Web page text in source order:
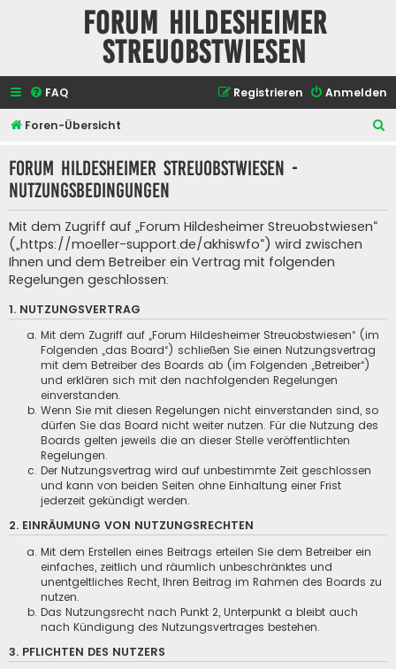
Forum Hildesheimer
Streuobstwiesen
FAQ Anmelden
Registrieren
Foren-Übersicht
Forum Hildesheimer Streuobstwiesen -
Nutzungsbedingungen
Mit dem Zugriff auf „Forum Hildesheimer Streuobstwiesen“
(„https://moeller-support.de/akhiswfo“) wird zwischen
Ihnen und dem Betreiber ein Vertrag mit folgenden
Regelungen geschlossen:
1. NUTZUNGSVERTRAG
Mit dem Zugriff auf „Forum Hildesheimer Streuobstwiesen“ (im
Folgenden „das Board“) schließen Sie einen Nutzungsvertrag
mit dem Betreiber des Boards ab (im Folgenden „Betreiber“)
und erklären sich mit den nachfolgenden Regelungen
einverstanden.
Wenn Sie mit diesen Regelungen nicht einverstanden sind, so
dürfen Sie das Board nicht weiter nutzen. Für die Nutzung des
Boards gelten jeweils die an dieser Stelle veröffentlichten
Regelungen.
Der Nutzungsvertrag wird auf unbestimmte Zeit geschlossen
und kann von beiden Seiten ohne Einhaltung einer Frist
jederzeit gekündigt werden.
2. EINRÄUMUNG VON NUTZUNGSRECHTEN
Mit dem Erstellen eines Beitrags erteilen Sie dem Betreiber ein
einfaches, zeitlich und räumlich unbeschränktes und
unentgeltliches Recht, Ihren Beitrag im Rahmen des Boards zu
nutzen.
Das Nutzungsrecht nach Punkt 2, Unterpunkt a bleibt auch
nach Kündigung des Nutzungsvertrages bestehen.
3. PFLICHTEN DES NUTZERS